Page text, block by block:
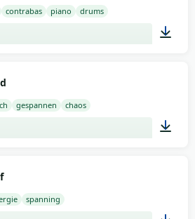
contrabas piano drums
gespannen chaos
spanning